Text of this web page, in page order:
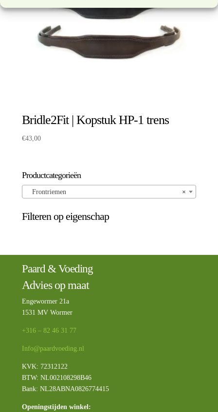
Bridle2Fit | Kopstuk HP-1 trens
€43,00
Productcategorieën
×
Frontriemen
Filteren op eigenschap
Paard & Voeding
Advies op maat
Engewormer 21a
1531 MV Wormer
+316 – 82 46 31 77
Info@paardvoeding.nl
KVK: 72312122
BTW: NL002108298B46
Bank: NL28ABNA0826774415
Openingstijden winkel: